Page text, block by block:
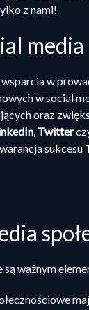
z nami!
w
w social
oraz
, Twitter
są ważnym